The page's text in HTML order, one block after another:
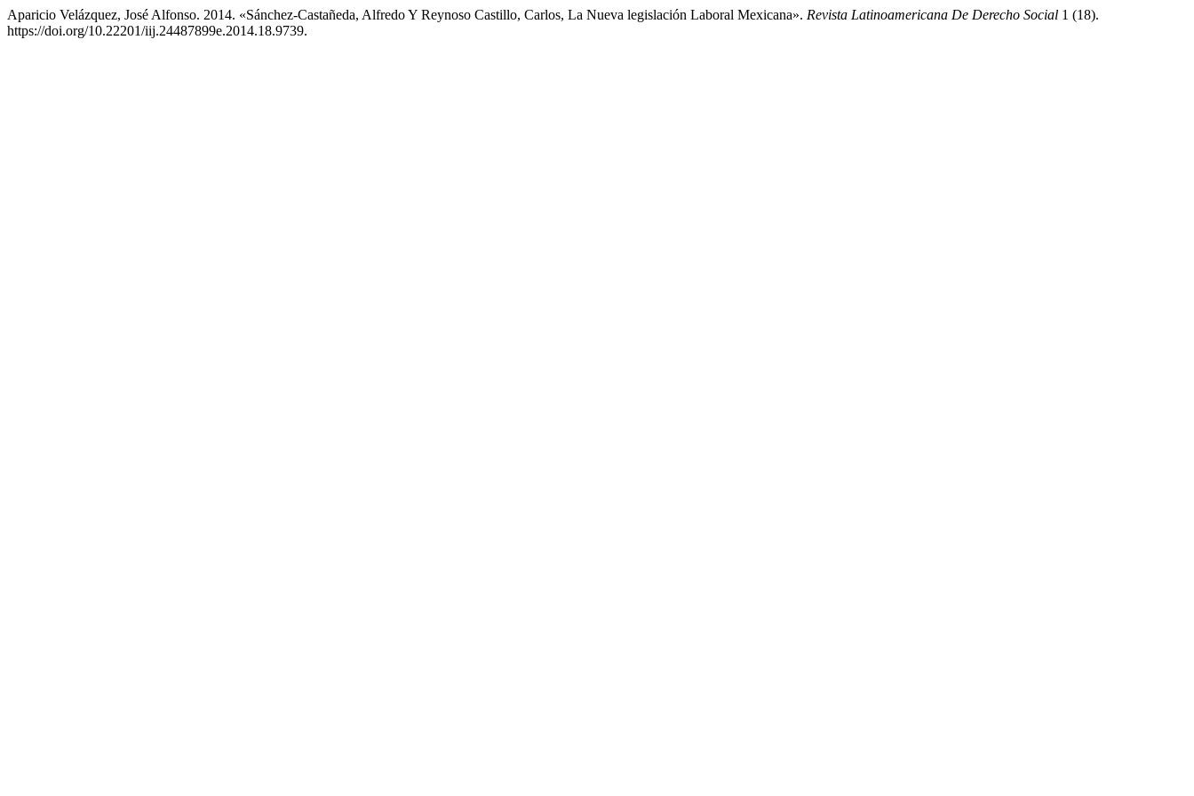
Aparicio Velázquez, José Alfonso. 2014. «Sánchez-Castañeda, Alfredo Y Reynoso Castillo, Carlos, La Nueva legislación Laboral Mexicana». Revista Latinoamericana De Derecho Social 1 (18).
https://doi.org/10.22201/iij.24487899e.2014.18.9739.